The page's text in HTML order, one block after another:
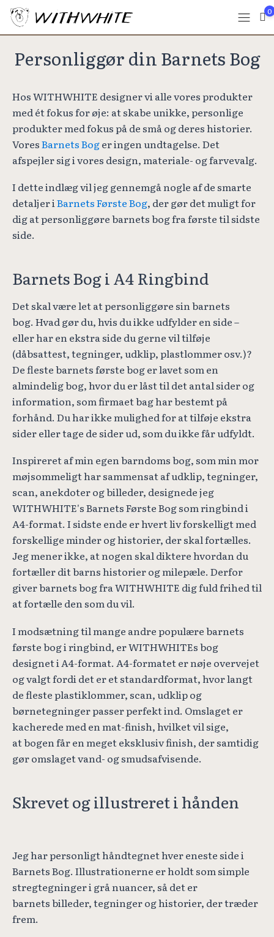
0
Personliggør din Barnets Bog
Hos WITHWHITE designer vi alle vores produkter
med ét fokus for øje: at skabe unikke, personlige
produkter med fokus på de små og deres historier.
VoresBarnets Boger ingen undtagelse. Det
afspejler sig i vores design, materiale- og farvevalg.
I dette indlæg vil jeg gennemgå nogle af de smarte
detaljer iBarnets Første Bog, der gør det muligt for
dig at personliggøre barnets bog fra første til sidste
side.
Barnets Bog i A4 Ringbind
Det skal være let at personliggøre sin barnets
bog. Hvad gør du, hvis du ikke udfylder en side –
eller har en ekstra side du gerne vil tilføje
(dåbsattest, tegninger, udklip, plastlommer osv.)?
De fleste barnets første bog er lavet som en
almindelig bog, hvor du er låst til det antal sider og
information, som firmaet bag har bestemt på
forhånd. Du har ikke mulighed for at tilføje ekstra
sider eller tage de sider ud, som du ikke får udfyldt.
Inspireret af min egen barndoms bog, som min mor
møjsommeligt har sammensat af udklip, tegninger,
scan, anekdoter og billeder, designede jeg
WITHWHITE's Barnets Første Bog som ringbind i
A4-format. I sidste ende er hvert liv forskelligt med
forskellige minder og historier, der skal fortælles.
Jeg mener ikke, at nogen skal diktere hvordan du
fortæller dit barns historier og milepæle. Derfor
giver barnets bog fra WITHWHITE dig fuld frihed til
at fortælle den som du vil.
I modsætning til mange andre populære barnets
første bog i ringbind, er WITHWHITEs bog
designet i A4-format. A4-formatet er nøje overvejet
og valgt fordi det er et standardformat, hvor langt
de fleste plastiklommer, scan, udklip og
børnetegninger passer perfekt ind. Omslaget er
kacherede med en mat-finish, hvilket vil sige,
at bogen får en meget eksklusiv finish, der samtidig
gør omslaget vand- og smudsafvisende.
Skrevet og illustreret i hånden
Jeg har personligt håndtegnet hver eneste side i
Barnets Bog. Illustrationerne er holdt som simple
stregtegninger i grå nuancer, så det er
barnets billeder, tegninger og historier, der træder
frem.